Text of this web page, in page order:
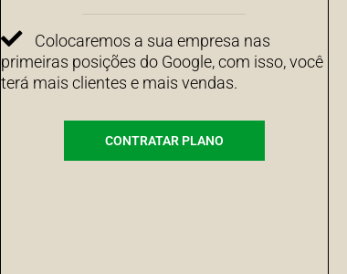
Colocaremos a sua empresa nas
primeiras posições do Google, com isso, você
terá mais clientes e mais vendas.
CONTRATAR PLANO